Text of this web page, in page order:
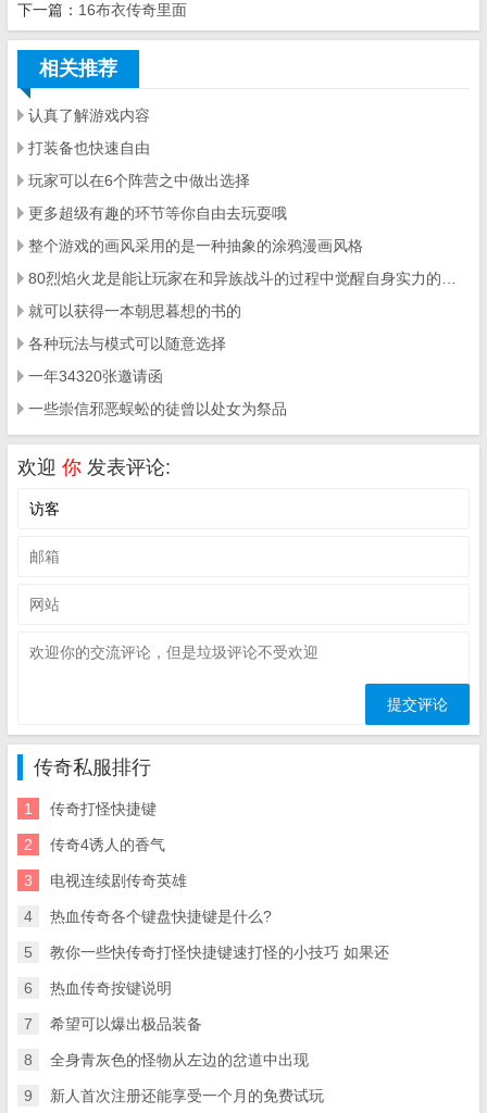
下一篇： 16布衣传奇里面
相关推荐
认真了解游戏内容
打装备也快速自由
玩家可以在6个阵营之中做出选择
更多超级有趣的环节等你自由去玩耍哦
整个游戏的画风采用的是一种抽象的涂鸦漫画风格
就可以获得一本朝思暮想的书的
各种玩法与模式可以随意选择
一年34320张邀请函
一些崇信邪恶蜈蚣的徒曾以处女为祭品
欢迎 你 发表评论:
传奇私服排行
1 传奇打怪快捷键
2 传奇4诱人的香气
3 电视连续剧传奇英雄
4 热血传奇各个键盘快捷键是什么?
5 教你一些快传奇打怪快捷键速打怪的小技巧 如果还
6 热血传奇按键说明
7 希望可以爆出极品装备
8 全身青灰色的怪物从左边的岔道中出现
9 新人首次注册还能享受一个月的免费试玩